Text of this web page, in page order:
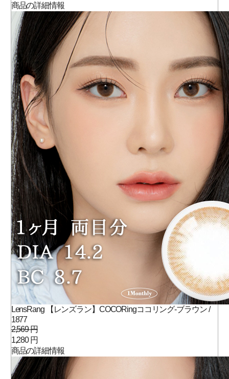
商品の詳細情報
LensRang 【レンズラン】COCORingココリング-ブラウン /
1877
2,569 円
1,280 円
商品の詳細情報